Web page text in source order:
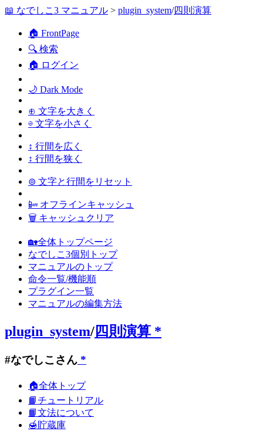
📖 なでしこ3 マニュアル > plugin_system/四則演算
🏠 FrontPage
🔍 検索
🏠 ログイン
🌙 Dark Mode
⊕ 文字を大きく
⊖ 文字を小さく
↕ 行間を広く
↕ 行間を狭く
⊚ 文字と行間をリセット
📴 オフラインキャッシュ
🗑 キャッシュクリア
🏡全体トップページ
なでしこ3個別トップ
マニュアルのトップ
命令一覧/機能順
プラグイン一覧
マニュアルの編集方法
plugin_system/四則演算 *
#なでしこさん *
🏠全体トップ
📙チュートリアル
📙文法について
🍯貯蔵庫